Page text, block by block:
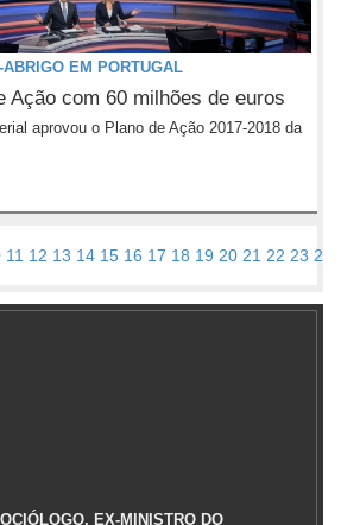
EM PORTUGAL
Ação com 60 milhões de euros
aprovou o Plano de Ação 2017-2018 da
11 12 13 14 15 16 17 18 19 20 21 22 23 24
EX-MINISTRO DO